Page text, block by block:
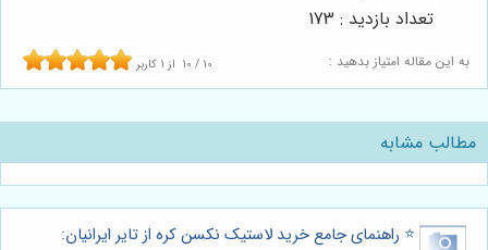
به این مقاله امتیاز بدهید : 10 / 10 از 1 کاربر
تعداد بازدید : 173
مطالب مشابه
⭐️ راهنمای جامع خرید لاستیک نکسن کره از تایر ایرانیان: